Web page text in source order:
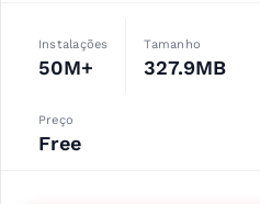
Instalações
50M+
Tamanho
327.9MB
Preço
Free